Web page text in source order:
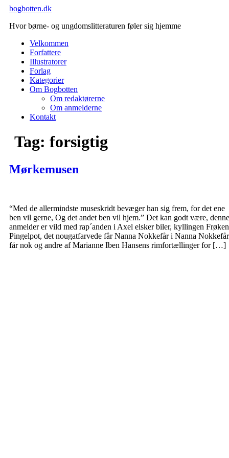
Videre
indhold
bogbotten.dk
Hvor børne- og ungdomslitteraturen føler sig hjemme
Velkommen
Forfattere
Illustratorer
Forlag
Kategorier
Om Bogbotten
Om redaktørerne
Om anmelderne
Kontakt
Tag: forsigtig
Mørkemusen
“Med de allermindste museskridt bevæger han sig frem, for det ene
ben vil gerne, Og det andet ben vil hjem.” Det kan godt være, denne
anmelder er vild med rap´anden i Axel elsker biler, kyllingen Frøken
Pingelpot, det nougatfarvede får Nanna Nokkefår i Nanna Nokkefår
får nok og andre af Marianne Iben Hansens rimfortællinger for […]